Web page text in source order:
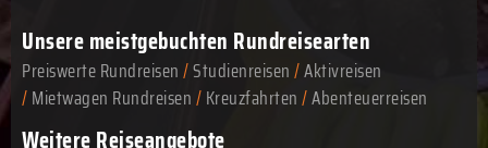
Unsere meistgebuchten Rundreisearten
Preiswerte Rundreisen/Studienreisen/Aktivreisen
/Mietwagen Rundreisen/Kreuzfahrten/Abenteuerreisen
Weitere Reiseangebote